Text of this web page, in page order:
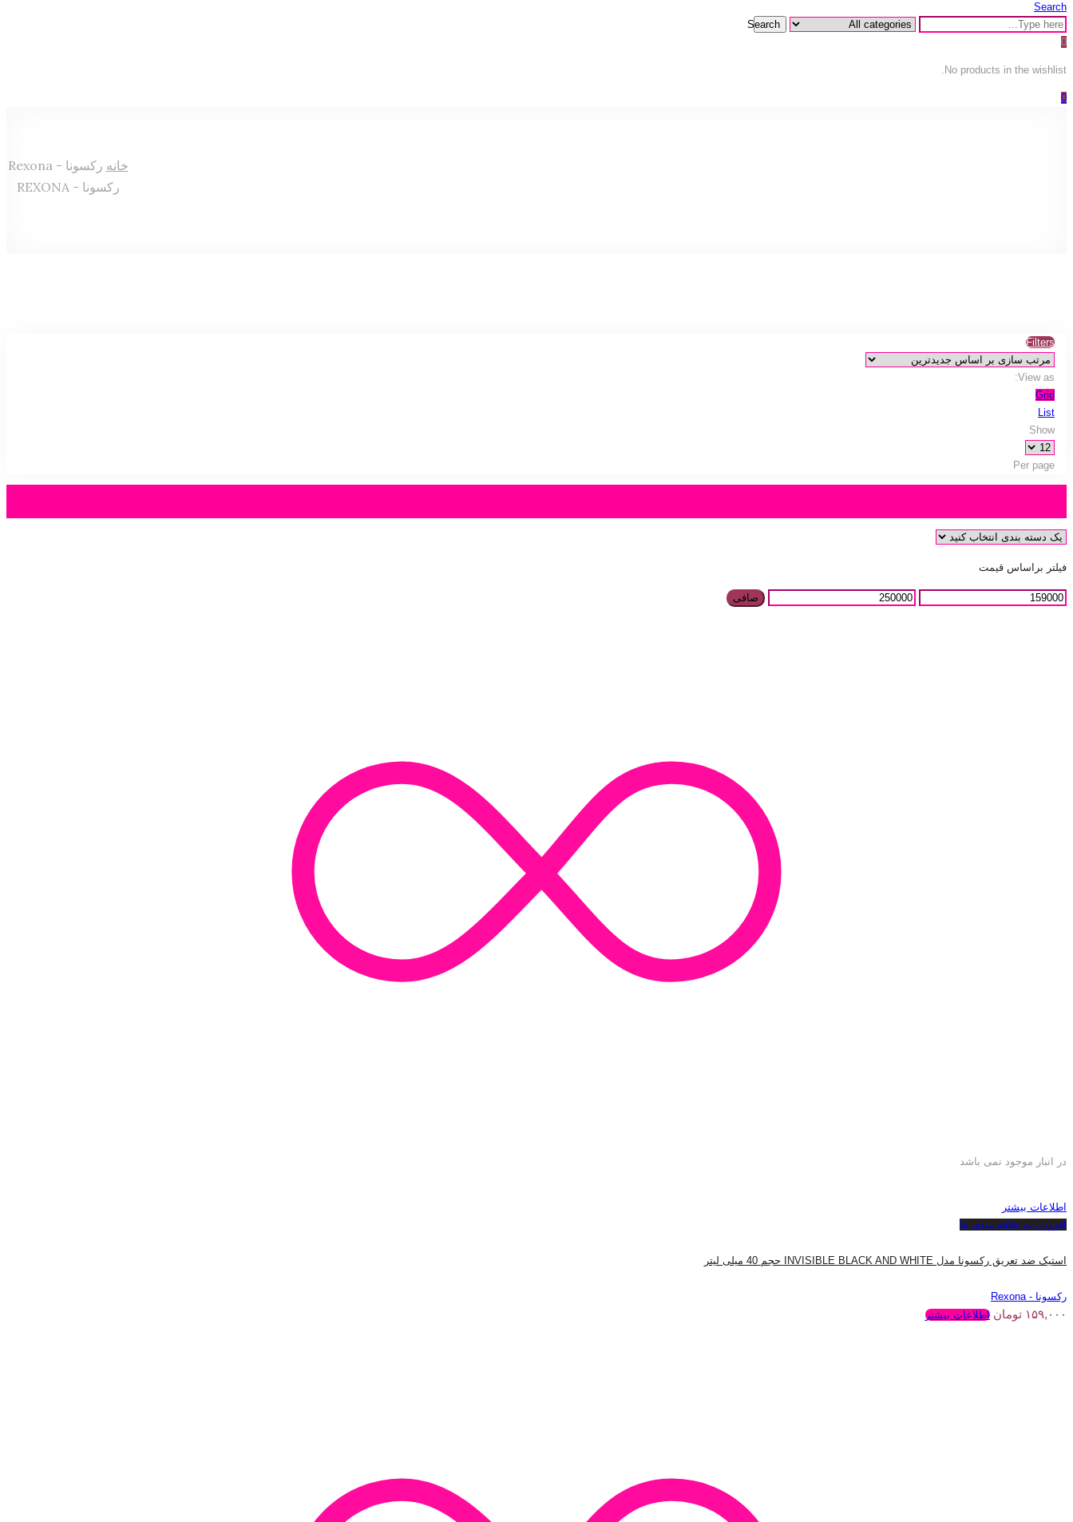
Search
Search
0
No products in the wishlist.
0
خانه رکسونا - Rexona
رکسونا - REXONA
Filters
View as:
Grid
List
Show
Per page
فیلتر براساس قیمت
صافی
در انبار موجود نمی باشد
اطلاعات بیشتر
افزودن به علاقه مندی ها
استیک ضد تعریق رکسونا مدل INVISIBLE BLACK AND WHITE حجم 40 میلی لیتر
رکسونا - Rexona
۱۵۹,۰۰۰ تومان اطلاعات بیشتر